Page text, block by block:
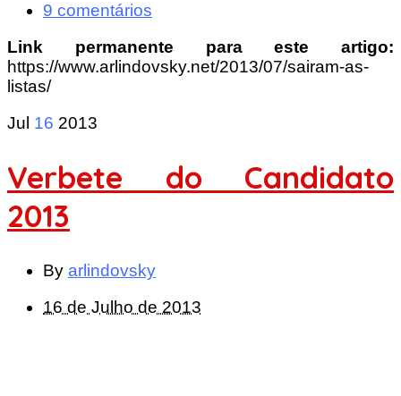
9 comentários
Link permanente para este artigo:
https://www.arlindovsky.net/2013/07/sairam-as-
listas/
Jul 16 2013
Verbete do Candidato
2013
By arlindovsky
16 de Julho de 2013